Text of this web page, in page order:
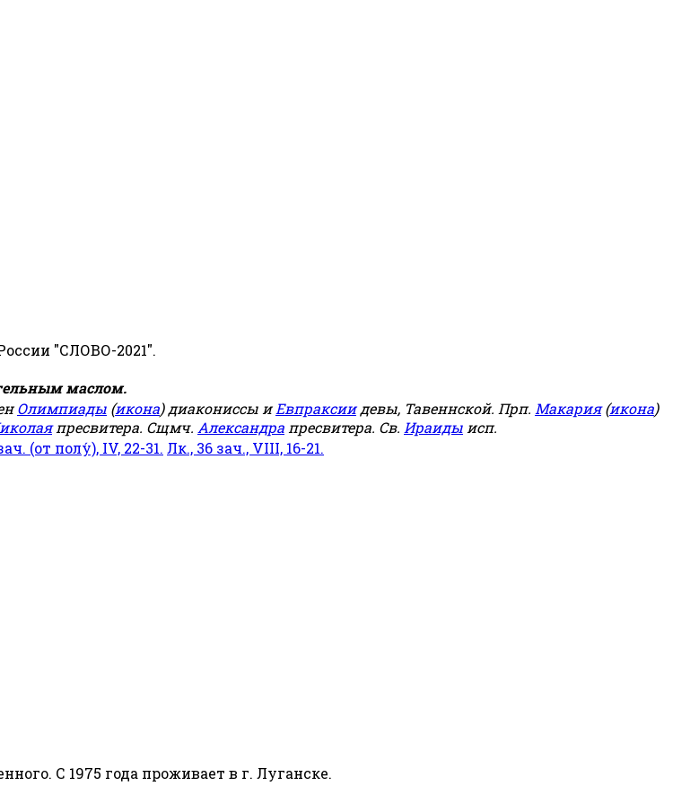
"СЛОВО-2021".
маслом.
Олимпиады (икона) диакониссы иЕвпраксиидевы, Тавеннской. Прп. Макария(икона)
пресвитера. Сщмч. Александра пресвитера. Св. Ираиды исп.
(от полу́), IV, 22-31. Лк., 36 зач., VIII, 16-21.
С 1975 года проживает в г. Луганске.